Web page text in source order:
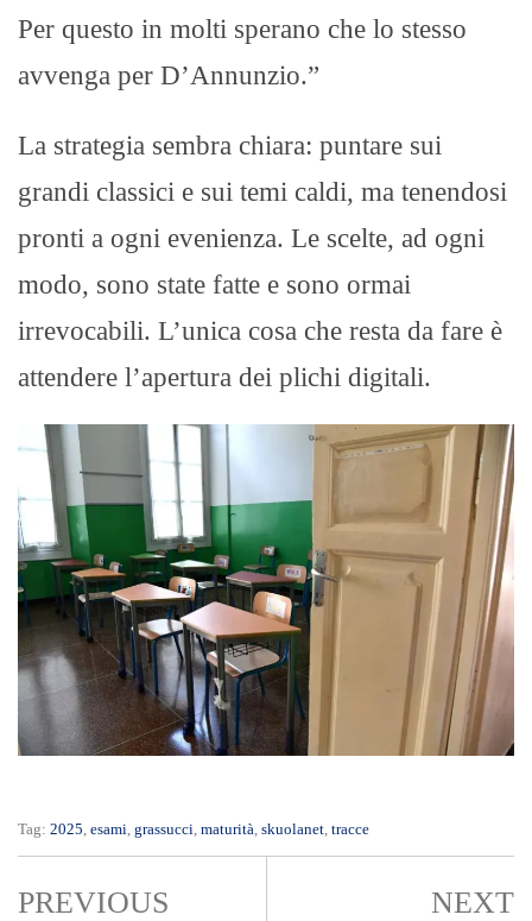
Per questo in molti sperano che lo stesso
avvenga per D’Annunzio.”
La strategia sembra chiara: puntare sui
grandi classici e sui temi caldi, ma tenendosi
pronti a ogni evenienza. Le scelte, ad ogni
modo, sono state fatte e sono ormai
irrevocabili. L’unica cosa che resta da fare è
attendere l’apertura dei plichi digitali.
Tag: 2025 esami grassucci maturità skuolanet tracce
PREVIOUS NEXT